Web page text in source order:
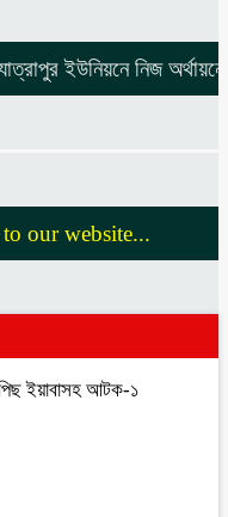
ইউনিয়নে নিজ
our website...
ইয়াবাসহ আটক-১